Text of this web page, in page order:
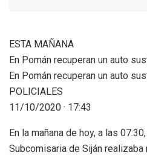
ESTA MAÑANA
En Pomán recuperan un auto
En Pomán recuperan un auto
POLICIALES
11/10/2020 · 17:43
En la mañana de hoy, a las
Subcomisaria de Siján